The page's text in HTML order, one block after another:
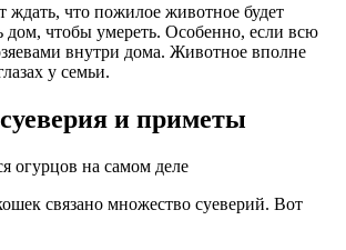
ждать, что пожилое животное будет
дом, чтобы умереть. Особенно, если всю
внутри дома. Животное вполне
у семьи.
и приметы
огурцов на самом деле
связано множество суеверий. Вот